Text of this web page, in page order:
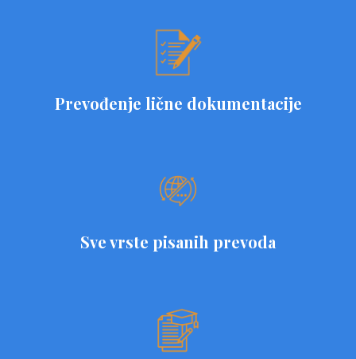
Prevođenje lične dokumentacije
Sve vrste pisanih prevoda